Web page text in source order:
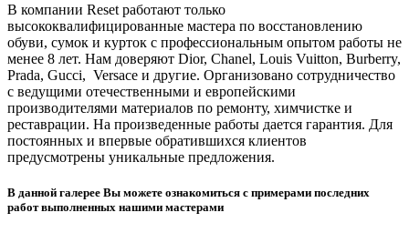
В компании Reset работают только
высококвалифицированные мастера по восстановлению
обуви, сумок и курток с профессиональным опытом работы не
менее 8 лет. Нам доверяют Dior, Chanel, Louis Vuitton, Burberry,
Prada, Gucci, Versace и другие. Организовано сотрудничество
с ведущими отечественными и европейскими
производителями материалов по ремонту, химчистке и
реставрации. На произведенные работы дается гарантия. Для
постоянных и впервые обратившихся клиентов
предусмотрены уникальные предложения.
В данной галерее Вы можете ознакомиться с примерами последних
работ выполненных нашими мастерами